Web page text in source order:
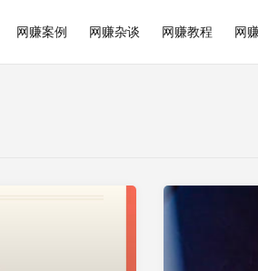
网赚案例 网赚杂谈 网赚教程 网